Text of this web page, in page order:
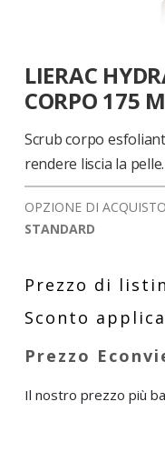
all'inizio
della
galleria
di
immagini
LIERAC
CORPO 175
Scrub corpo
rendere liscia la pelle.
OPZIONE DI
STANDARD
Il nostro prezzo più